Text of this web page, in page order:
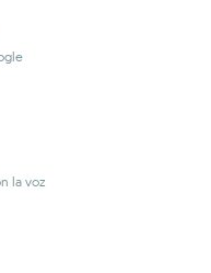
la voz